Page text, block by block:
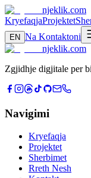
njeklik.com
KryefaqjaProjektet
EN Na Kontaktoni
njeklik.com
Zgjidhje digjitale per
Navigimi
Kryefaqja
Projektet
Sherbimet
Rreth Nesh